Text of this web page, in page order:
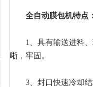
全自动膜包机特点
1、具有输送进料、
晰，牢固。
3、封口快速冷却结